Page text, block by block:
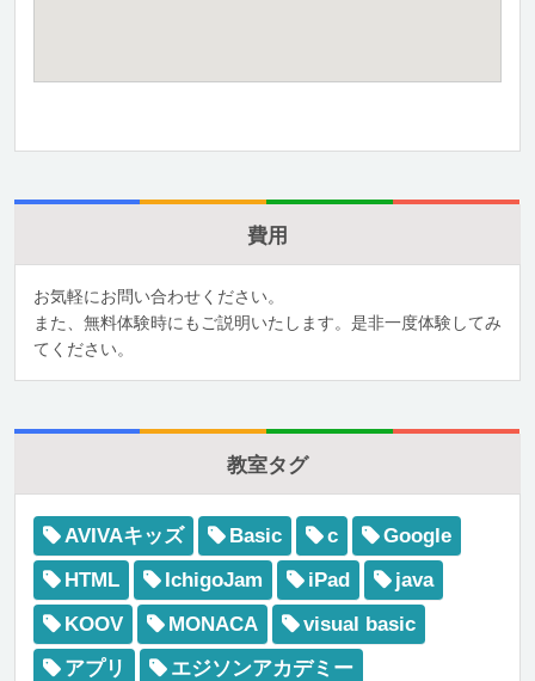
費用
お気軽にお問い合わせください。
また、無料体験時にもご説明いたします。是非一度体験してみ
てください。
教室タグ
AVIVAキッズ Basic c
Google
HTML
IchigoJam iPad
java
KOOV
MONACA
visual basic
アプリ
エジソンアカデミー